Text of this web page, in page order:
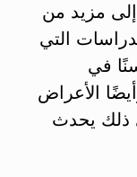
مزيد من
التي
في
الأعراض
ذلك يحدث